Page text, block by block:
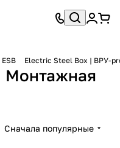
Electric Steel Box | ВРУ-
Монтажная
Сначала популярные